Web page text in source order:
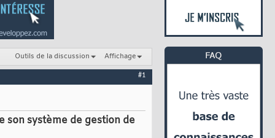
Outils de la discussion Affichage
#1
son système de gestion de